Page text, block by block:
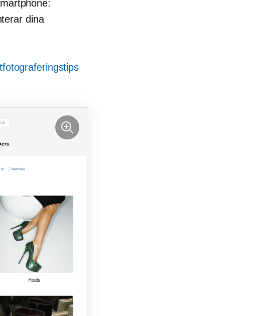
dina